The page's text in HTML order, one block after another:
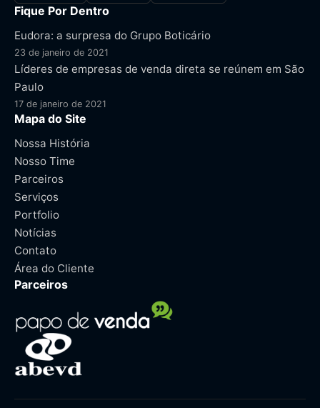
Fique Por Dentro
Eudora: a surpresa do Grupo Boticário
23 de janeiro de 2021
Líderes de empresas de venda direta se reúnem em São
Paulo
17 de janeiro de 2021
Mapa do Site
Nossa História
Nosso Time
Parceiros
Serviços
Portfolio
Notícias
Contato
Área do Cliente
Parceiros